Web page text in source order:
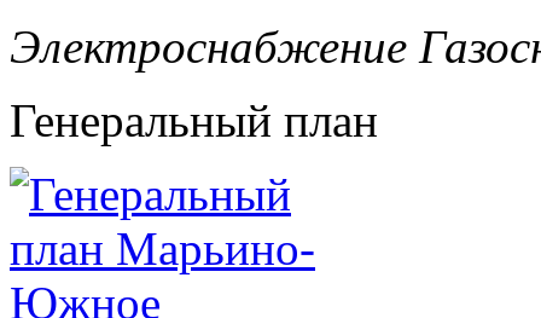
Электроснабжение
Генеральный план